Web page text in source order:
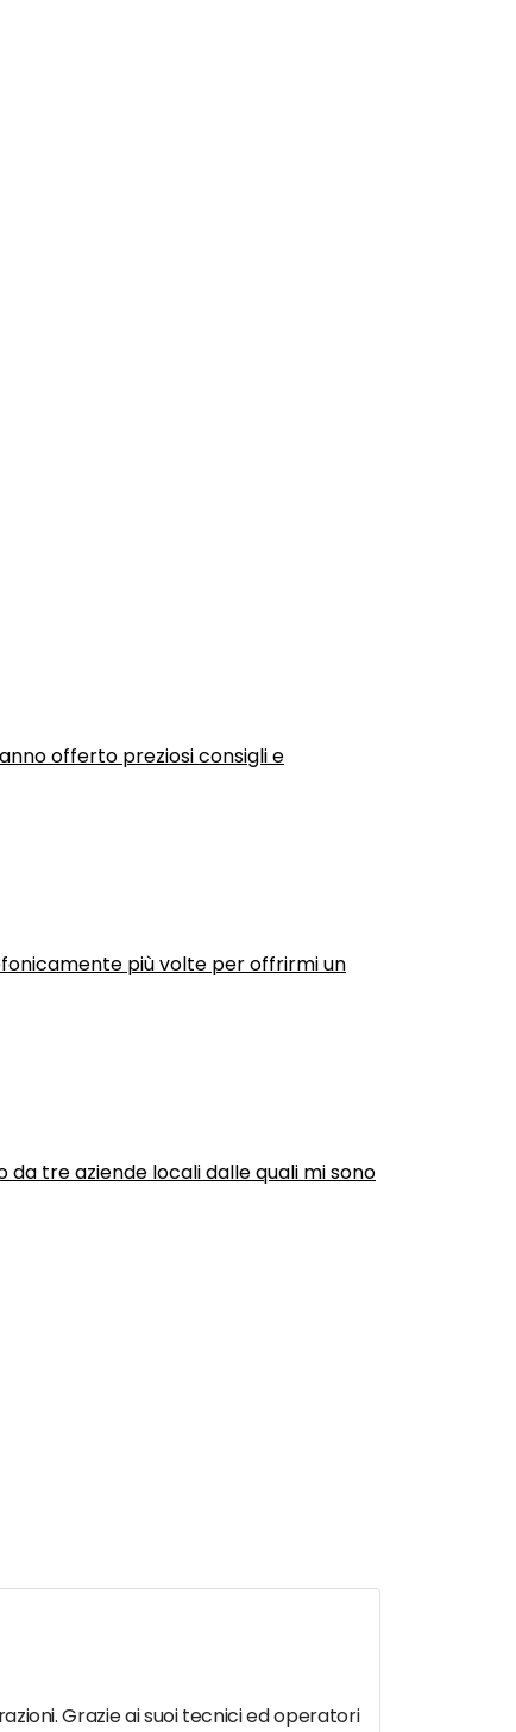
offerto preziosi consigli e
più volte per offrirmi un
tre aziende locali dalle quali mi sono
Grazie ai suoi tecnici ed operatori